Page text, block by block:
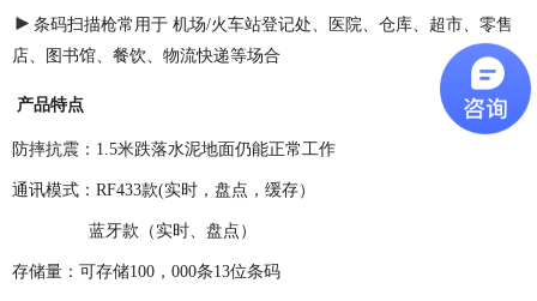
► 条码扫描枪常用于 机场/火车站登记处、医院、仓库、超市、零售
店、图书馆、餐饮、物流快递等场合
产品特点
防摔抗震：1.5米跌落水泥地面仍能正常工作
通讯模式：RF433款(实时，盘点，缓存）
蓝牙款（实时、盘点）
存储量：可存储100，000条13位条码